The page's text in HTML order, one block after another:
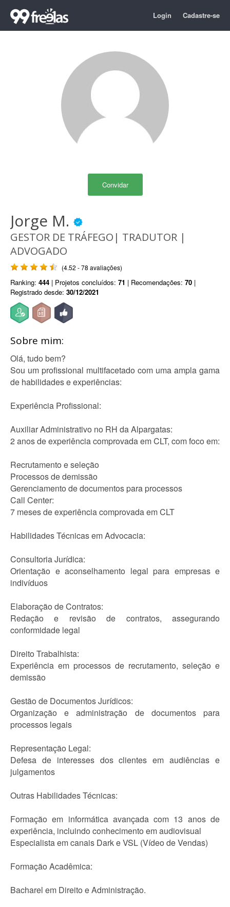
Login Cadastre-se
Convidar
Jorge M.
GESTOR DE TRÁFEGO| TRADUTOR |
ADVOGADO
(4.52 - 78 avaliações)
Ranking: 444 | Projetos concluídos: 71 | Recomendações: 70 |
Registrado desde: 30/12/2021
Sobre mim:
Olá, tudo bem?
Sou um profissional multifacetado com uma ampla gama
de habilidades e experiências:
Experiência Profissional:
Auxiliar Administrativo no RH da Alpargatas:
2 anos de experiência comprovada em CLT, com foco em:
Recrutamento e seleção
Processos de demissão
Gerenciamento de documentos para processos
Call Center:
7 meses de experiência comprovada em CLT
Habilidades Técnicas em Advocacia:
Consultoria Jurídica:
Orientação e aconselhamento legal para empresas e
indivíduos
Elaboração de Contratos:
Redação e revisão de contratos, assegurando
conformidade legal
Direito Trabalhista:
Experiência em processos de recrutamento, seleção e
demissão
Gestão de Documentos Jurídicos:
Organização e administração de documentos para
processos legais
Representação Legal:
Defesa de interesses dos clientes em audiências e
julgamentos
Outras Habilidades Técnicas:
Formação em informática avançada com 13 anos de
experiência, incluindo conhecimento em audiovisual
Especialista em canais Dark e VSL (Vídeo de Vendas)
Formação Acadêmica:
Bacharel em Direito e Administração.